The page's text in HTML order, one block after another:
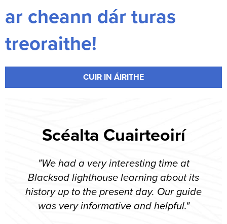
ar cheann dár turas
treoraithe!
CUIR IN ÁIRITHE
Scéalta Cuairteoirí
"We had a very interesting time at
Blacksod lighthouse learning about its
history up to the present day. Our guide
was very informative and helpful."